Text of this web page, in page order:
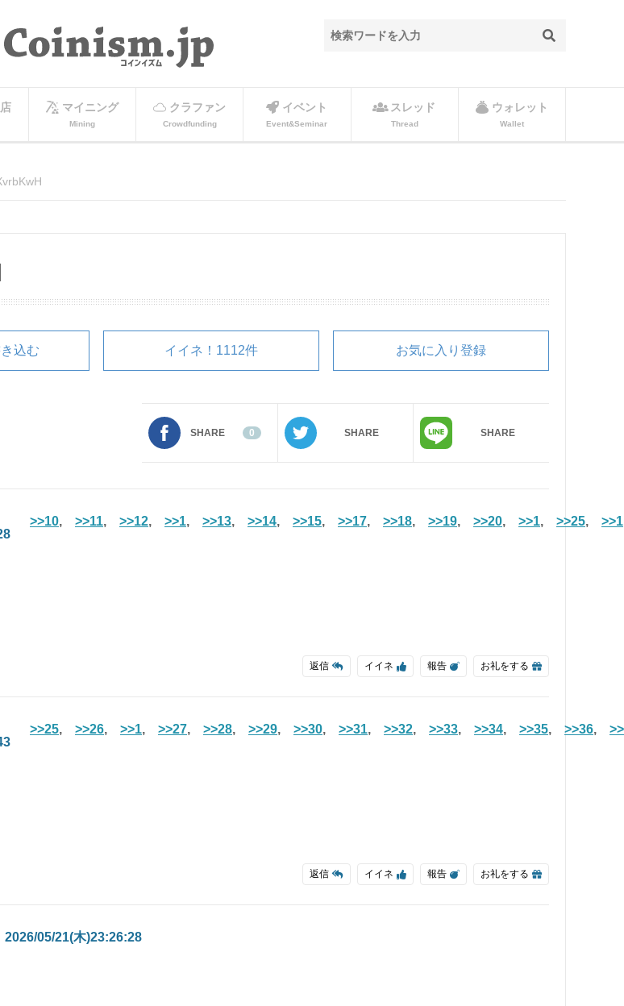
マイニング
Mining
クラファン
Crowdfunding
イベント
Event&Seminar
スレッド
Thread
ウォレット
Wallet
込む イイネ！1112件 お気に入り登録
SHARE 0 SHARE SHARE
>>10, >>11, >>12, >>1, >>13, >>14, >>15, >>17, >>18, >>19, >>20, >>1, >>25, >>1
返信 イイネ 報告 お礼をする
>>25, >>26, >>1, >>27, >>28, >>29, >>30, >>31, >>32, >>33, >>34, >>35, >>36,
返信 イイネ 報告 お礼をする
05/21(木)23:26:28